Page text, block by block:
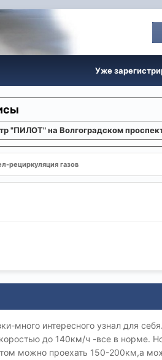
Уже
"ПИЛОТ" на Волгоградском
рециркуляция газов
много интересного узнал для
до 140км/ч -все в норме.
можно проехать 150-200км,а